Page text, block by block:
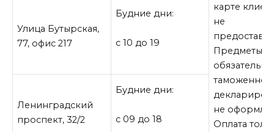
карте
не
Предметы,
не
Оплата
Улица Бутырская,
77, офис 217
Будние дни:
с 10 до 19
Ленинградский
проспект, 32/2
Будние дни:
с 09 до 18